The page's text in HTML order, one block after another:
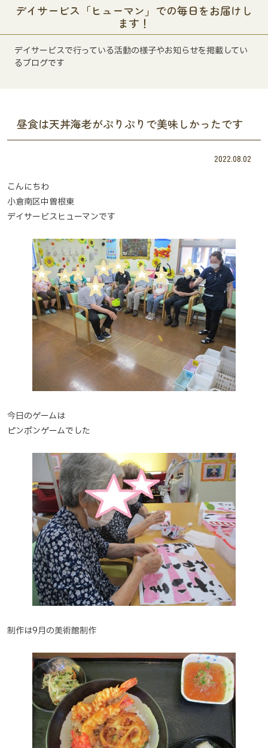
デイサービス「ヒューマン」での毎日をお届けし
ます！
デイサービスで行っている活動の様子やお知らせを掲載してい
るブログです
昼食は天丼海老がぷりぷりで美味しかったです
2022.08.02
こんにちわ
小倉南区中曽根東
デイサービスヒューマンです
今日のゲームは
ピンポンゲームでした
制作は9月の美術館制作